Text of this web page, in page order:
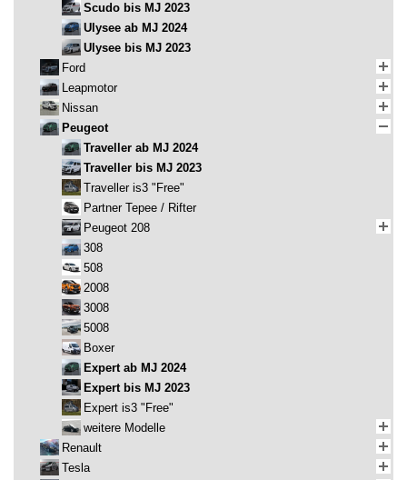
Scudo bis MJ 2023
Ulysee ab MJ 2024
Ulysee bis MJ 2023
Ford
Leapmotor
Nissan
Peugeot
Traveller ab MJ 2024
Traveller bis MJ 2023
Traveller is3 "Free"
Partner Tepee / Rifter
Peugeot 208
308
508
2008
3008
5008
Boxer
Expert ab MJ 2024
Expert bis MJ 2023
Expert is3 "Free"
weitere Modelle
Renault
Tesla